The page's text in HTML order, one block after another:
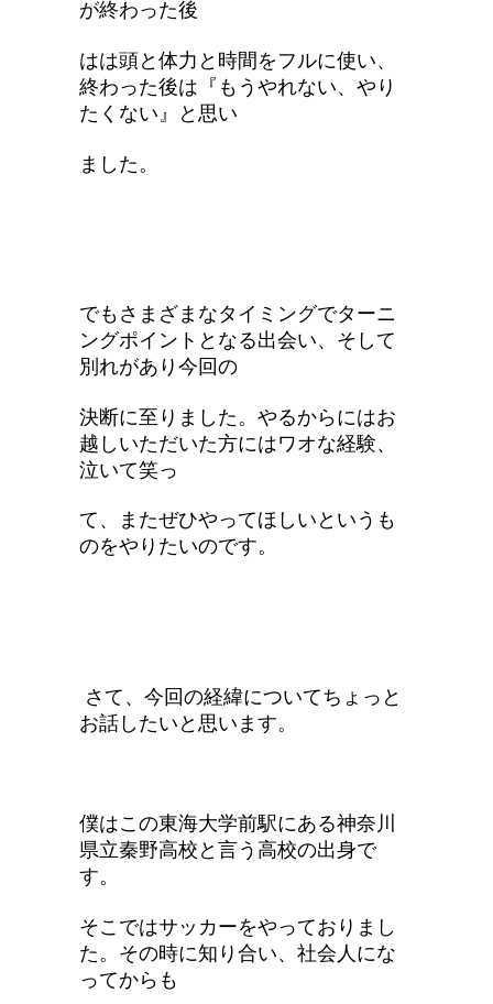
が終わった後
はは頭と体力と時間をフルに使い、
終わった後は『もうやれない、やり
たくない』と思い
ました。
でもさまざまなタイミングでターニ
ングポイントとなる出会い、そして
別れがあり今回の
決断に至りました。やるからにはお
越しいただいた方にはワオな経験、
泣いて笑っ
て、またぜひやってほしいというも
のをやりたいのです。
さて、今回の経緯についてちょっと
お話したいと思います。
僕はこの東海大学前駅にある神奈川
県立秦野高校と言う高校の出身で
す。
そこではサッカーをやっておりまし
た。その時に知り合い、社会人にな
ってからも